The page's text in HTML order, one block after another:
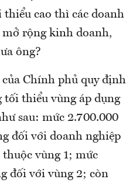
cao thì các doanh
mở rộng kinh doanh,
ông?
Chính phủ quy định
tối thiểu vùng áp dụng
sau: mức 2.700.000
đối với doanh nghiệp
vùng 1; mức
đối với vùng 2; còn